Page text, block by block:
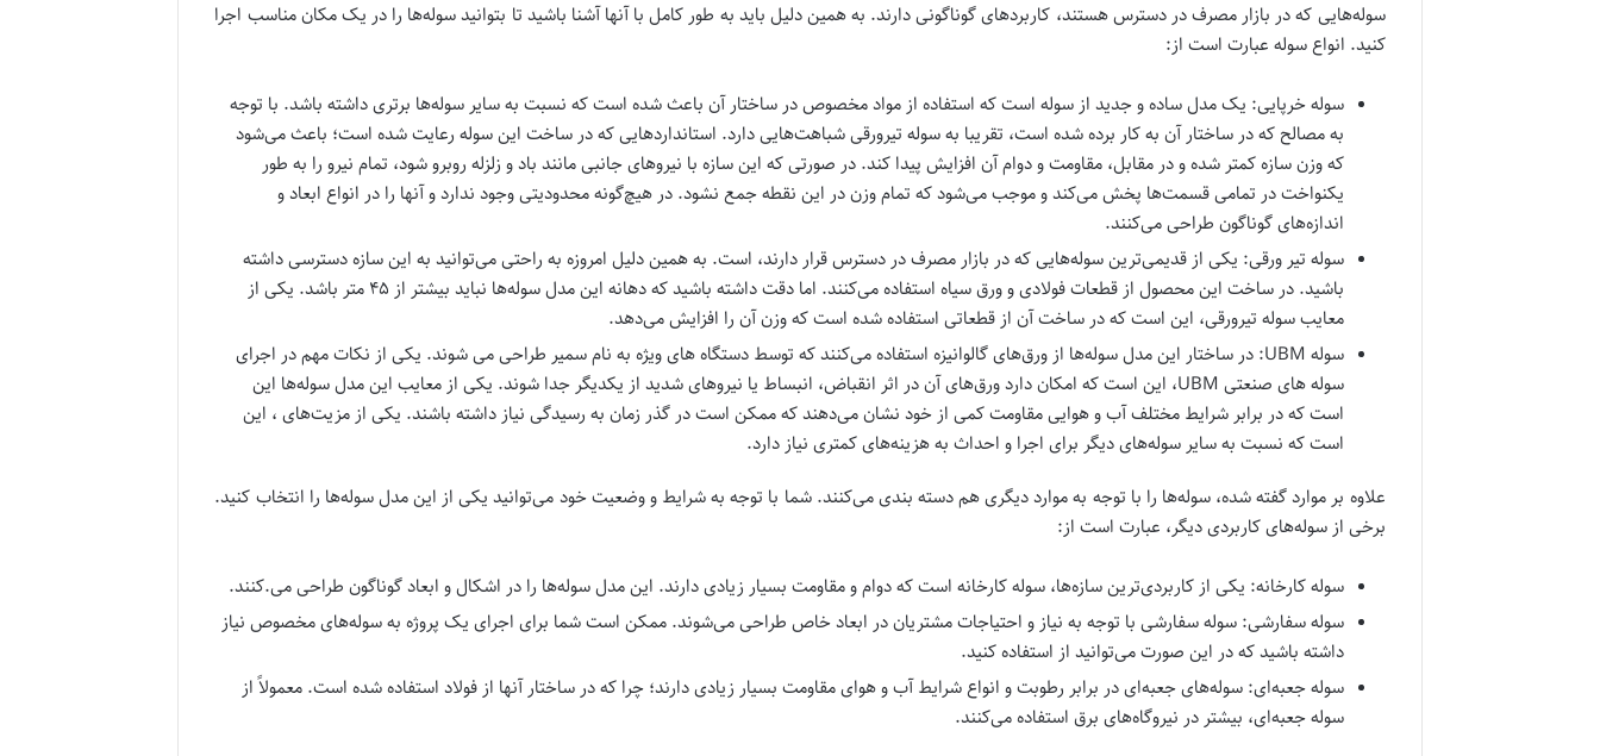
سوله‌هایی که در بازار مصرف در دسترس هستند، کاربردهای گوناگونی دارند. به همین دلیل باید به طور کامل با آنها آشنا باشید تا بتوانید سوله‌ها را در یک مکان مناسب اجرا
کنید. انواع سوله عبارت است از:
سوله خرپایی: یک مدل ساده و جدید از سوله است که استفاده از مواد مخصوص در ساختار آن باعث شده است که نسبت به سایر سوله‌ها برتری داشته باشد. با توجه
به مصالح که در ساختار آن به کار برده شده است، تقریبا به سوله تیرورقی شباهت‌هایی دارد. استانداردهایی که در ساخت این سوله رعایت شده است؛ باعث می‌شود
که وزن سازه کمتر شده و در مقابل، مقاومت و دوام آن افزایش پیدا کند. در صورتی که این سازه با نیروهای جانبی مانند باد و زلزله روبرو شود، تمام نیرو را به طور
یکنواخت در تمامی قسمت‌ها پخش می‌کند و موجب می‌شود که تمام وزن در این نقطه جمع نشود. در هیچ‌گونه محدودیتی وجود ندارد و آنها را در انواع ابعاد و
اندازه‌های گوناگون طراحی می‌کنند.
سوله تیر ورقی: یکی از قدیمی‌ترین سوله‌هایی که در بازار مصرف در دسترس قرار دارند، است. به همین دلیل امروزه به راحتی می‌توانید به این سازه دسترسی داشته
باشید. در ساخت این محصول از قطعات فولادی و ورق سیاه استفاده می‌کنند. اما دقت داشته باشید که دهانه این مدل سوله‌ها نباید بیشتر از ۴۵ متر باشد. یکی از
معایب سوله تیرورقی، این است که در ساخت آن از قطعاتی استفاده شده است که وزن آن را افزایش می‌دهد.
سوله UBM: در ساختار این مدل سوله‌ها از ورق‌های گالوانیزه استفاده می‌کنند که توسط دستگاه های ویژه به نام سمیر طراحی می شوند. یکی از نکات مهم در اجرای
سوله های صنعتی UBM، این است که امکان دارد ورق‌های آن در اثر انقباض، انبساط یا نیروهای شدید از یکدیگر جدا شوند. یکی از معایب این مدل سوله‌ها این
است که در برابر شرایط مختلف آب و هوایی مقاومت کمی از خود نشان می‌دهند که ممکن است در گذر زمان به رسیدگی نیاز داشته باشند. یکی از مزیت‌های ، این
است که نسبت به سایر سوله‌های دیگر برای اجرا و احداث به هزینه‌های کمتری نیاز دارد.
علاوه بر موارد گفته شده، سوله‌ها را با توجه به موارد دیگری هم دسته بندی می‌کنند. شما با توجه به شرایط و وضعیت خود می‌توانید یکی از این مدل سوله‌ها را انتخاب کنید.
برخی از سوله‌های کاربردی دیگر، عبارت است از:
سوله‌ کارخانه: یکی از کاربردی‌ترین سازه‌ها، سوله کارخانه است که دوام و مقاومت بسیار زیادی دارند. این مدل سوله‌ها را در اشکال و ابعاد گوناگون طراحی می.کنند.
سوله‌ سفارشی: سوله سفارشی با توجه به نیاز و احتیاجات مشتریان در ابعاد خاص طراحی می‌شوند. ممکن است شما برای اجرای یک پروژه به سوله‌های مخصوص نیاز
داشته باشید که در این صورت می‌توانید از استفاده کنید.
سوله‌ جعبه‌ای: سوله‌های جعبه‌ای در برابر رطوبت و انواع شرایط آب و هوای مقاومت بسیار زیادی دارند؛ چرا که در ساختار آنها از فولاد استفاده شده است. معمولاً از
سوله جعبه‌ای، بیشتر در نیروگاه‌های برق استفاده می‌کنند.